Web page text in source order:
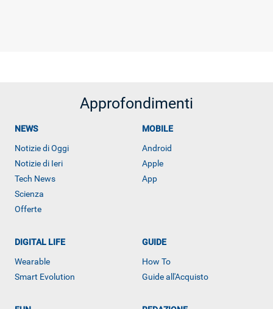
Approfondimenti
NEWS
Notizie di Oggi
Notizie di Ieri
Tech News
Scienza
Offerte
MOBILE
Android
Apple
App
DIGITAL LIFE
Wearable
Smart Evolution
GUIDE
How To
Guide all'Acquisto